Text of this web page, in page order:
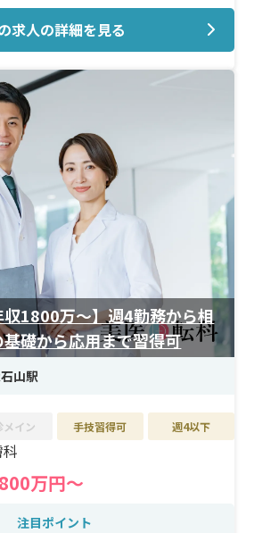
ー／ピコレーザー／ポテンツァ／刺
ー／マッサージピール／ヴェルベッ
ン4
ン酸／HIFU／デンシティ／BNLS
注射／アートメイク／頭皮アート
脂／ハムラ（表・裏）／切開重瞼／
／目尻切開
／小陰唇縮小／陥没乳頭
与体系に加え、学会参加補助制度あ
求人の詳細を見る
収1800万〜】週4勤務から相
礎から応用まで習得可
山駅
メイン 手技習得可 週4以下
万円～
注目ポイント